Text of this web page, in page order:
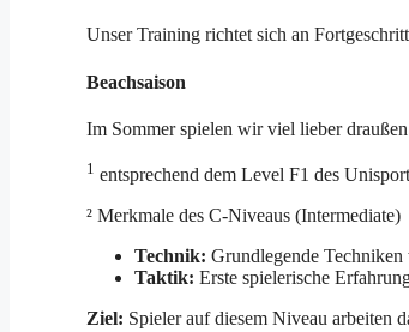
Unser Training richtet sich an
Beachsaison
Im Sommer spielen wir viel lieber
1 entsprechend dem Level F1 des
² Merkmale des C-Niveaus (Intermediate)
Technik: Grundlegende
Taktik: Erste spielerische
Ziel: Spieler auf diesem Niveau arbeiten